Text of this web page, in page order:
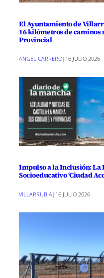
El Ayuntamiento de
16 kilómetros de caminos
Provincial
ANGEL CARRERO| 16 JULIO 2026
Impulso a la Inclusión: La
Socioeducativo ‘Ciudad
VILLARRUBIA | 16 JULIO 2026